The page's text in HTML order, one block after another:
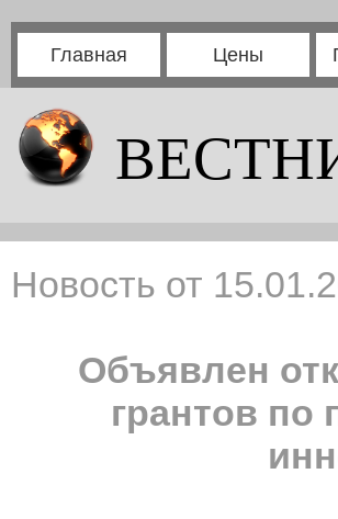
Главная Цены
Новость от
Объявлен
грантов по